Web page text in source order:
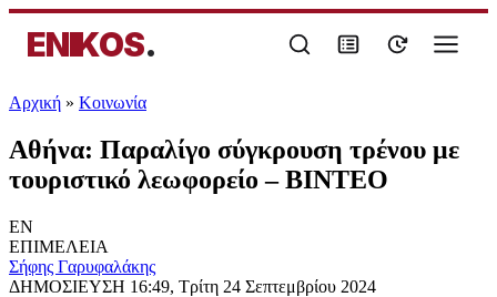
ENIKOS.
Αρχική » Κοινωνία
Αθήνα: Παραλίγο σύγκρουση τρένου με
τουριστικό λεωφορείο – ΒΙΝΤΕΟ
EN
ΕΠΙΜΕΛΕΙΑ
Σήφης Γαρυφαλάκης
ΔΗΜΟΣΙΕΥΣΗ 16:49, Τρίτη 24 Σεπτεμβρίου 2024